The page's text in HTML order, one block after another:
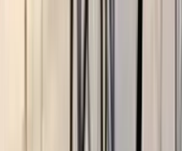
ভোলার মেঘনা-
বালু উত্তোলন বন্ধে